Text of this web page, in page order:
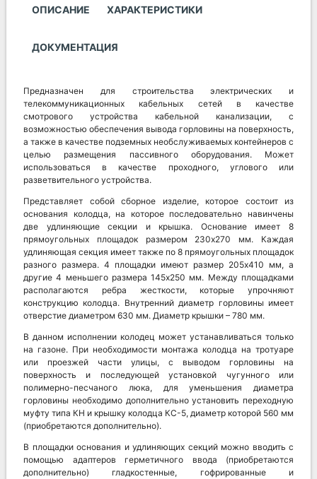
ОПИСАНИЕ ХАРАКТЕРИСТИКИ
ДОКУМЕНТАЦИЯ
Предназначен для строительства электрических и
телекоммуникационных кабельных сетей в качестве
смотрового устройства кабельной канализации, с
возможностью обеспечения вывода горловины на поверхность,
а также в качестве подземных необслуживаемых контейнеров с
целью размещения пассивного оборудования. Может
использоваться в качестве проходного, углового или
разветвительного устройства.
Представляет собой сборное изделие, которое состоит из
основания колодца, на которое последовательно навинчены
две удлиняющие секции и крышка. Основание имеет 8
прямоугольных площадок размером 230х270 мм. Каждая
удлиняющая секция имеет также по 8 прямоугольных площадок
разного размера. 4 площадки имеют размер 205х410 мм, а
другие 4 меньшего размера 145х250 мм. Между площадками
располагаются ребра жесткости, которые упрочняют
конструкцию колодца. Внутренний диаметр горловины имеет
отверстие диаметром 630 мм. Диаметр крышки – 780 мм.
В данном исполнении колодец может устанавливаться только
на газоне. При необходимости монтажа колодца на тротуаре
или проезжей части улицы, с выводом горловины на
поверхность и последующей установкой чугунного или
полимерно-песчаного люка, для уменьшения диаметра
горловины необходимо дополнительно установить переходную
муфту типа КН и крышку колодца КС-5, диаметр которой 560 мм
(приобретаются дополнительно).
В площадки основания и удлиняющих секций можно вводить с
помощью адаптеров герметичного ввода (приобретаются
дополнительно) гладкостенные, гофрированные и